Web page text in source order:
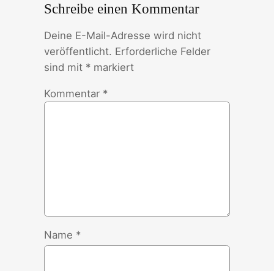
Schreibe einen Kommentar
Deine E-Mail-Adresse wird nicht
veröffentlicht. Erforderliche Felder
sind mit *markiert
Kommentar *
Name *